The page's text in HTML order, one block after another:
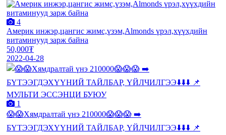
4
Америк инжэр,цангис жимс,үзэм,Almonds үрэл,хүүхдийн
витаминууд зарж байна
50,000₮
2022-04-28
1
😱😱Хямдралтай үнэ 210000😱😱😱 ➡️
БҮТЭЭГДЭХҮҮНИЙ ТАЙЛБАР, ҮЙЛЧИЛГЭЭ⬇️⬇️⬇️ 📌